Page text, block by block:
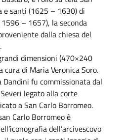
e santi (1625 – 1630) di
– 1657), la seconda
dalla chiesa del
dimensioni (470×240
di Maria Veronica Soro.
Dandini fu commissionata dal
legato alla corte
a San Carlo Borromeo.
Carlo Borromeo è
dell’arcivescovo